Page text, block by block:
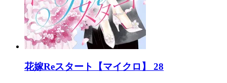
花嫁Reスタート【マイクロ】 28